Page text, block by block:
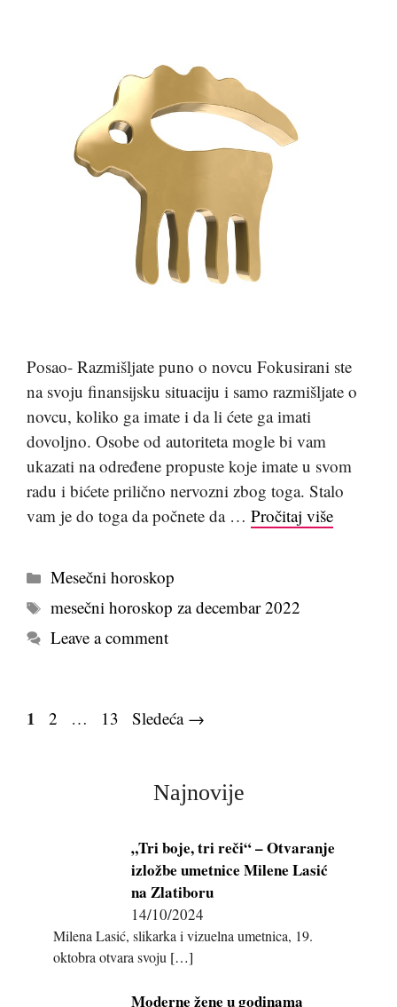
Posao- Razmišljate puno o novcu Fokusirani ste
na svoju finansijsku situaciju i samo razmišljate o
novcu, koliko ga imate i da li ćete ga imati
dovoljno. Osobe od autoriteta mogle bi vam
ukazati na određene propuste koje imate u svom
radu i bićete prilično nervozni zbog toga. Stalo
vam je do toga da počnete da … Pročitaj više
Kategorije
Mesečni horoskop
Tags
mesečni horoskop za decembar 2022
Leave a comment
Page
1 Page
2 … Page
13 Sledeća →
Najnovije
„Tri boje, tri reči“ – Otvaranje
izložbe umetnice Milene Lasić
na Zlatiboru
14/10/2024
Milena Lasić, slikarka i vizuelna umetnica, 19.
oktobra otvara svoju […]
Moderne žene u godinama